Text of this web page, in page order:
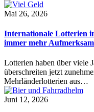
Mai 26, 2026
Internationale Lotterien
immer mehr
Lotterien haben über viele
überschreiten jetzt
Mehrländerlotterien aus…
Juni 12, 2026